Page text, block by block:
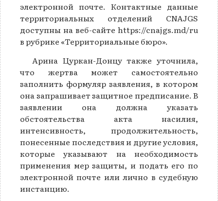
электронной почте. Контактные данные
территориальных отделений CNAJGS
доступны на веб-сайте https://cnajgs.md/ru
в рубрике «Территориальные бюро».
Арина Цуркан-Донцу также уточнила,
что жертва может самостоятельно
заполнить формуляр заявления, в котором
она запрашивает защитное предписание. В
заявлении она должна указать
обстоятельства акта насилия,
интенсивность, продолжительность,
понесенные последствия и другие условия,
которые указывают на необходимость
применения мер защиты, и подать его по
электронной почте или лично в судебную
инстанцию.